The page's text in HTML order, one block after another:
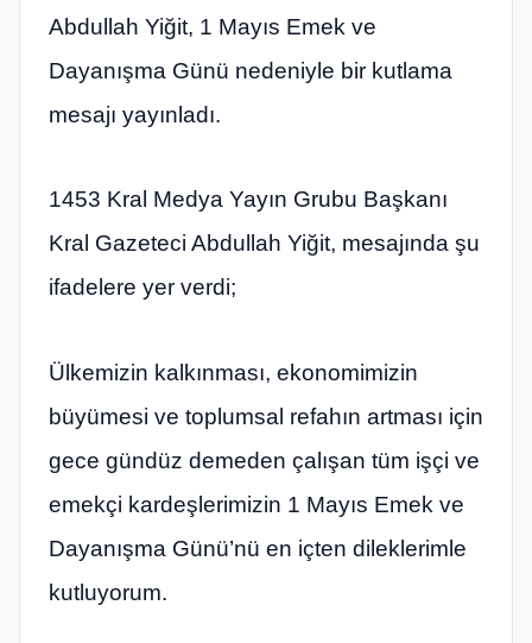
Abdullah Yiğit, 1 Mayıs Emek ve
Dayanışma Günü nedeniyle bir kutlama
mesajı yayınladı.
1453 Kral Medya Yayın Grubu Başkanı
Kral Gazeteci Abdullah Yiğit, mesajında şu
ifadelere yer verdi;
Ülkemizin kalkınması, ekonomimizin
büyümesi ve toplumsal refahın artması için
gece gündüz demeden çalışan tüm işçi ve
emekçi kardeşlerimizin 1 Mayıs Emek ve
Dayanışma Günü’nü en içten dileklerimle
kutluyorum.